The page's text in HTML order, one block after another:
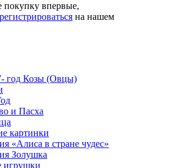
покупку впервые,
на нашем
год Козы (Овцы)
и Пасха
картинки
«Алиса в стране чудес»
Золушка
игрушки